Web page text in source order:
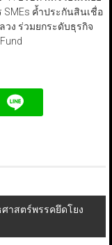
ค้ำประกันสินเชื่อ
วง ร่วมยกระดับธุรกิจ
าสตร์พรรคยึดโยง